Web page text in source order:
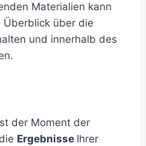
Materialien kann
Überblick über die
und innerhalb des
der Moment der
Ergebnisse Ihrer